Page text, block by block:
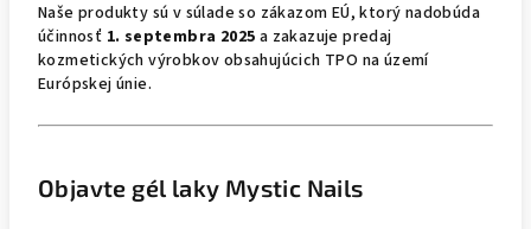
Naše produkty sú v súlade so zákazom EÚ, ktorý nadobúda
účinnosť 1. septembra 2025 a zakazuje predaj
kozmetických výrobkov obsahujúcich TPO na území
Európskej únie.
Objavte gél laky Mystic Nails